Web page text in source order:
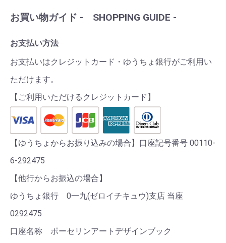
お買い物ガイド - SHOPPING GUIDE -
お支払い方法
お支払いはクレジットカード・ゆうちょ銀行がご利用い
ただけます。
【ご利用いただけるクレジットカード】
【ゆうちょからお振り込みの場合】口座記号番号 00110-
6-292475
【他行からお振込の場合】
ゆうちょ銀行 0一九(ゼロイチキュウ)支店 当座
0292475
口座名称 ポーセリンアートデザインブック